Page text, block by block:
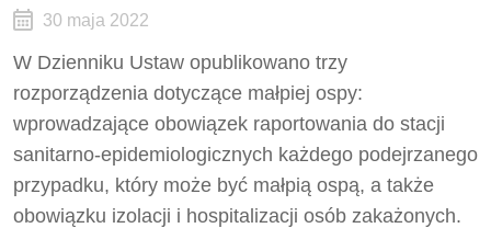
30 maja 2022
W Dzienniku Ustaw opublikowano trzy
rozporządzenia dotyczące małpiej ospy:
wprowadzające obowiązek raportowania do stacji
sanitarno-epidemiologicznych każdego podejrzanego
przypadku, który może być małpią ospą, a także
obowiązku izolacji i hospitalizacji osób zakażonych.